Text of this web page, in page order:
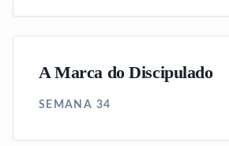
A Marca do Discipulado
SEMANA 34